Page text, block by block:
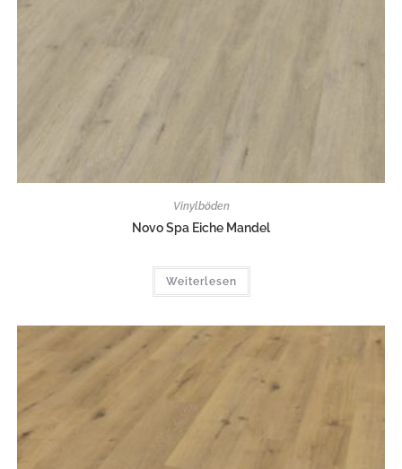
Vinylböden
Novo Spa Eiche Mandel
Weiterlesen